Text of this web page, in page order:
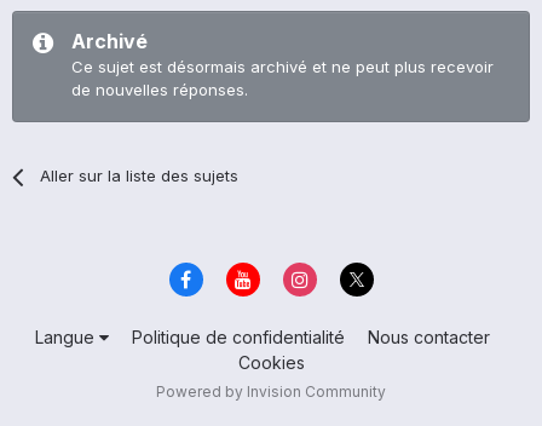
Archivé
Ce sujet est désormais archivé et ne peut plus recevoir
de nouvelles réponses.
Aller sur la liste des sujets
Langue Politique de confidentialité
Nous contacter
Cookies
Powered by Invision Community